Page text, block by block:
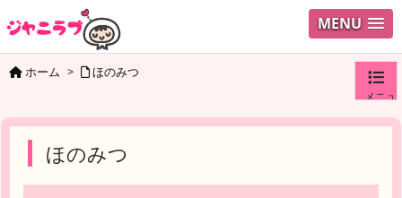
MENU
メニュ
ホーム > ほのみつ
ほのみつ